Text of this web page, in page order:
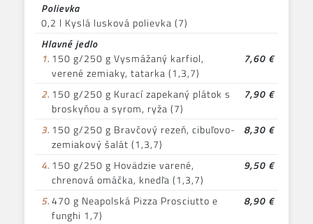
Polievka
0,2 l Kyslá lusková polievka (7)
Hlavné jedlo
1. 150 g/250 g Vysmážaný karfiol,
verené zemiaky, tatarka (1,3,7)
7,60 €
2. 150 g/250 g Kurací zapekaný plátok s
broskyňou a syrom, ryža (7)
7,90 €
3. 150 g/250 g Bravčový rezeň, cibuľovo-
zemiakový šalát (1,3,7)
8,30 €
4. 150 g/250 g Hovädzie varené,
chrenová omáčka, knedľa (1,3,7)
9,50 €
5.470 g Neapolská Pizza Prosciutto e
funghi 1,7)
8,90 €